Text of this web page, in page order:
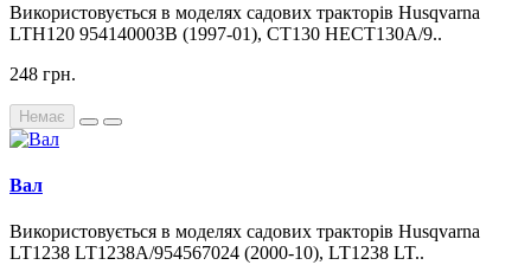
Використовується в моделях садових тракторів Husqvarna
LTH120 954140003B (1997-01), CT130 HECT130A/9..
248 грн.
Немає
Вал
Використовується в моделях садових тракторів Husqvarna
LT1238 LT1238A/954567024 (2000-10), LT1238 LT..